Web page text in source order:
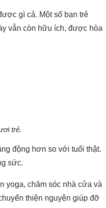
gì cả. Một số bạn trẻ
vẫn còn hữu ích, được hòa
trẻ.
động hơn so với tuổi thật.
sức.
yoga, chăm sóc nhà cửa và
thiện nguyện giúp đỡ